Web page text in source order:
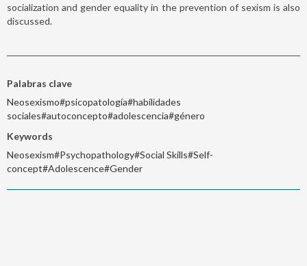
socialization and gender equality in the prevention of sexism is also
discussed.
Palabras clave
Neosexismo#psicopatología#habilidades
sociales#autoconcepto#adolescencia#género
Keywords
Neosexism#Psychopathology#Social Skills#Self-
concept#Adolescence#Gender